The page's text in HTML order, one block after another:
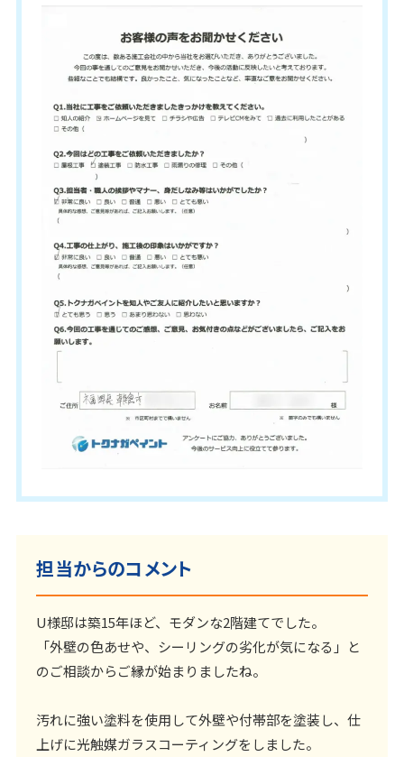
担当からのコメント
U様邸は築15年ほど、モダンな2階建てでした。
「外壁の色あせや、シーリングの劣化が気になる」と
のご相談からご縁が始まりましたね。
汚れに強い塗料を使用して外壁や付帯部を塗装し、仕
上げに光触媒ガラスコーティングをしました。